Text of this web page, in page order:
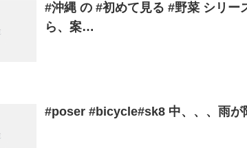
#沖縄 の #初めて見る #野菜 シリ
ら、案…
#poser #bicycle#sk8 中、、、雨